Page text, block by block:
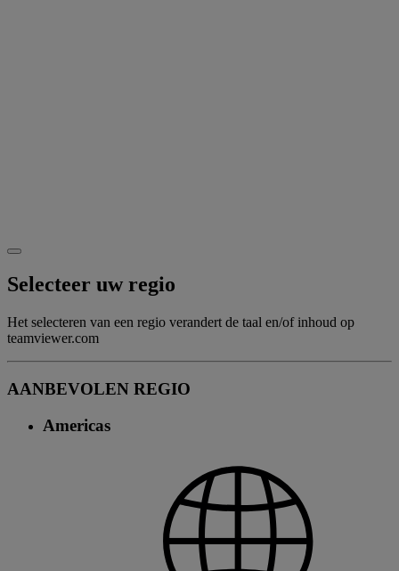
Selecteer uw regio
Het selecteren van een regio verandert de taal en/of inhoud op
teamviewer.com
AANBEVOLEN REGIO
Americas